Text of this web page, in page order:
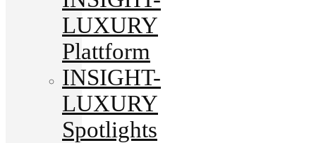
LUXURY
Plattform
INSIGHT-
LUXURY
Spotlights